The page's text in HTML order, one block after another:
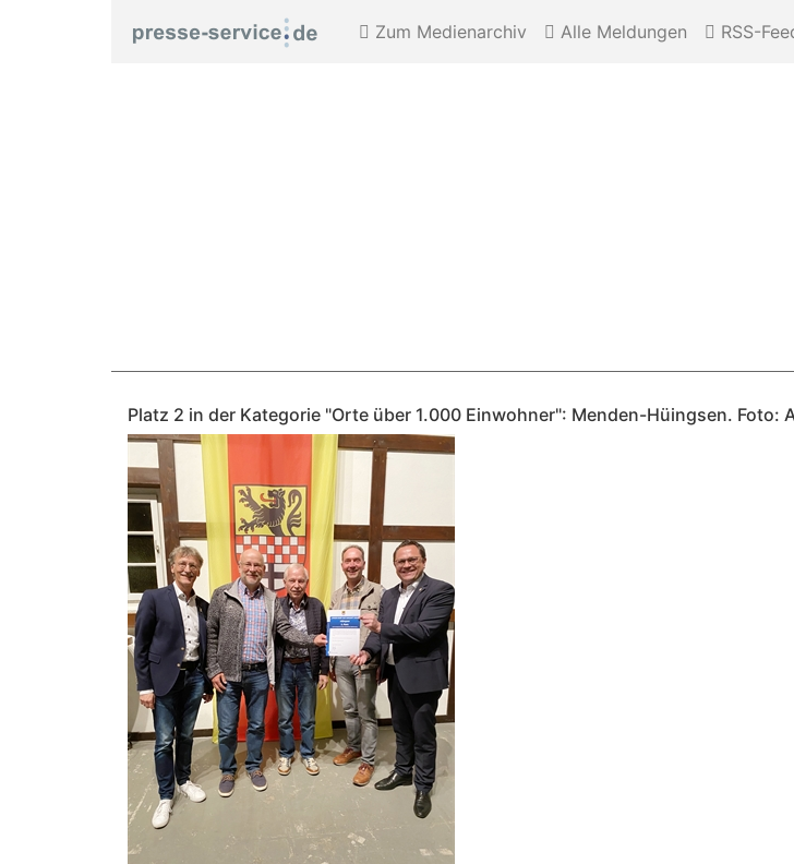
Zum Medienarchiv Alle Meldungen RSS-
Platz 2 in der Kategorie "Orte über 1.000 Einwohner": Menden-Hüingsen. Foto: